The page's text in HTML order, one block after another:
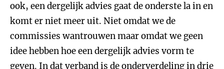
ook, een dergelijk advies gaat de onderste la in en
komt er niet meer uit. Niet omdat we de
commissies wantrouwen maar omdat we geen
idee hebben hoe een dergelijk advies vorm te
geven. In dat verband is de onderverdeling in drie